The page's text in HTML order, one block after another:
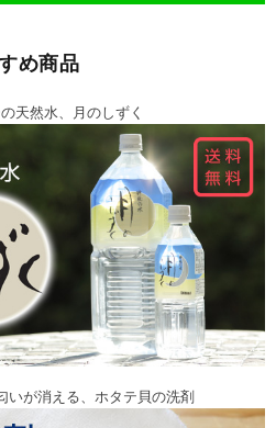
め商品
天然水、月のしずく
いが消える、ホタテ貝の洗剤